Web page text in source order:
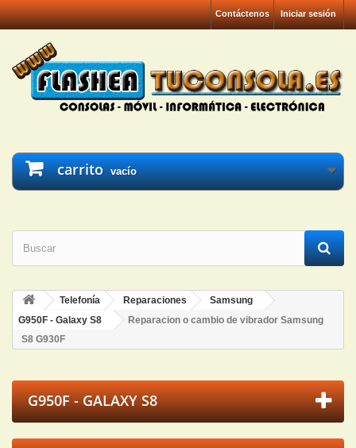
Iniciar sesión
Contáctenos
carrito vacío
Telefonía Reparaciones
Samsung
G950F - Galaxy S8
Reparacion o cambio de vibrador Samsung
S8 G930F
G950F - GALAXY S8